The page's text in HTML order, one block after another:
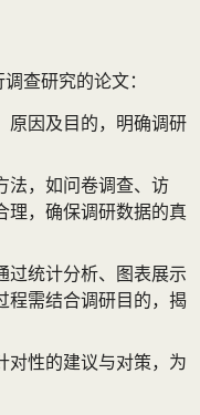
查研究的论文：
原因及目的，明确调研
法，如问卷调查、访
理，确保调研数据的真
过统计分析、图表展示
程需结合调研目的，揭
对性的建议与对策，为